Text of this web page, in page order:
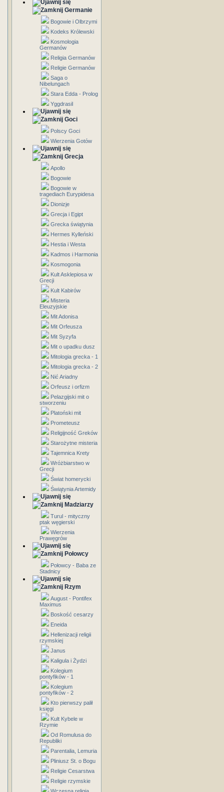
Germanie
Bogowie i Olbrzymi
Kodeks Królewski
Kosmologia
Germanów
Religia Germanów
Religie Germanów
Saga o
Nibelungach
Stara Edda - Prolog
Yggdrasil
Goci
Polscy Goci
Wierzenia Gotów
Grecja
Apollo
Bogowie
Bogowie w
tragediach Eurypidesa
Dionizje
Grecja i Egipt
Grecka świątynia
Hermes Kylleński
Hestia i Westa
Kadmos i Harmonia
Kosmogonia
Kult Asklepiosa w
Grecji
Kult Kabirów
Misteria
Eleuzyjskie
Mit Adonisa
Mit Orfeusza
Mit Syzyfa
Mit o upadku dusz
Mitologia grecka - 1
Mitologia grecka - 2
Nić Ariadny
Orfeusz i orfizm
Pelazgijski mit o
stworzeniu
Platoński mit
Prometeusz
Religijność Greków
Starożytne misteria
Tajemnica Krety
Wróżbiarstwo w
Grecji
Świat homerycki
Świątynia Artemidy
Madziarzy
Turul - mityczny
ptak węgierski
Wierzenia
Prawęgrów
Połowcy
Połowcy - Baba ze
Stadnicy
Rzym
August - Pontifex
Maximus
Boskość cesarzy
Eneida
Hellenizacji religii
rzymskiej
Janus
Kaligula i Żydzi
Kolegium
pontyfików - 1
Kolegium
pontyfików - 2
Kto pierwszy palił
księgi
Kult Kybele w
Rzymie
Od Romulusa do
Republiki
Parentalia, Lemuria
Pliniusz St. o Bogu
Religie Cesarstwa
Religie rzymskie